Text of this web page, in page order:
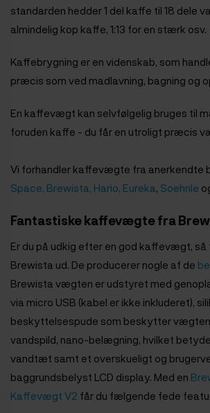
standarden hedder 1 del kaffe til 18 dele
almindelig kop kaffe, 1:13 for en stærk osv.
Kaffebrygning er en videnskab, som
præcis som ved madlavning, bagning og
En kaffevægt kan selvfølgelig bruges til
foruden kaffe - du får en utroligt præcis
Vi forhandler kaffevægte fra anerkendte
Space, Brewista, Hario, Eureka, Soehnle
Fantastiske kaffevægte fra
Er du på udkig efter en god kaffevægt,
Brewista ud. De producerer nogle af de
Brewista vægten er udstyret med
via micro USB (kabel er ikke inkluderet),
beskyttelsespude som beskytter vægten
vandspild, nano-belægning, hvilket
vandtæt samt et overskueligt og
baggrundsbelyst LCD display. Med en
Kaffevægt V2 får du fælgende fede